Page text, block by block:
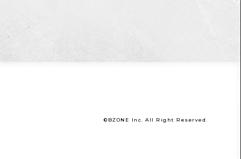
©BZONE Inc. All Right Reserved.